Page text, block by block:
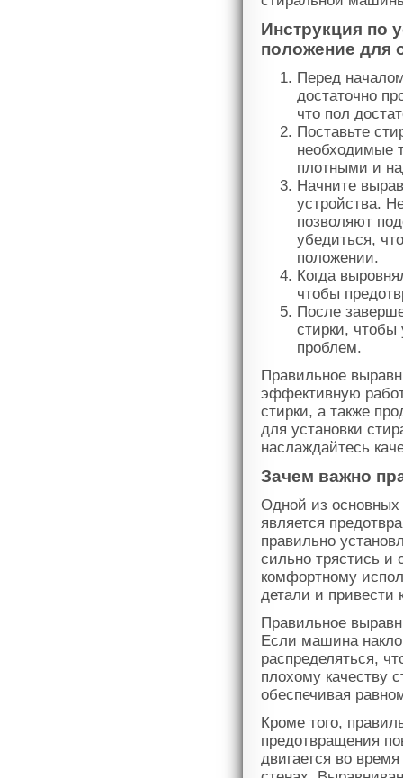
Инструкция по
положение для
Перед
достаточно
что пол
Поставьте
необходимые
плотными и
Начните
устройства.
позволяют
убедиться,
положении.
Когда
чтобы
После
стирки, чтобы
проблем.
Правильное
эффективную
стирки, а также
для установки
наслаждайтесь
Зачем важно
Одной из
является
правильно
сильно трястись
комфортному
детали и привести
Правильное
Если машина
распределяться,
плохому качеству
обеспечивая
Кроме того,
предотвращения
двигается во